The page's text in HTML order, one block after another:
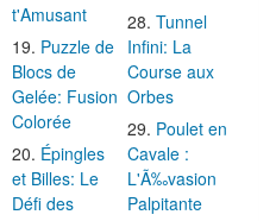
t'Amusant
Puzzle de
Blocs de
Gelée: Fusion
Colorée
Épingles
et Billes: Le
Défi des
Tunnel
Infini: La
Course aux
Orbes
Poulet en
Cavale :
L'Ã‰vasion
Palpitante